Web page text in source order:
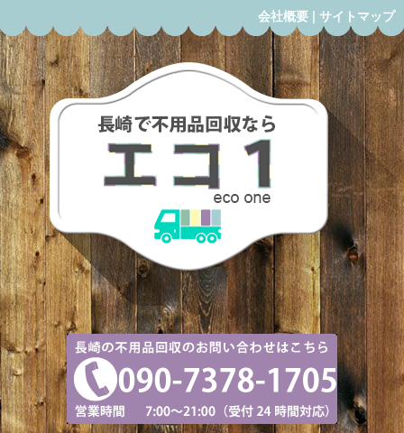
会社概要 | サイトマップ